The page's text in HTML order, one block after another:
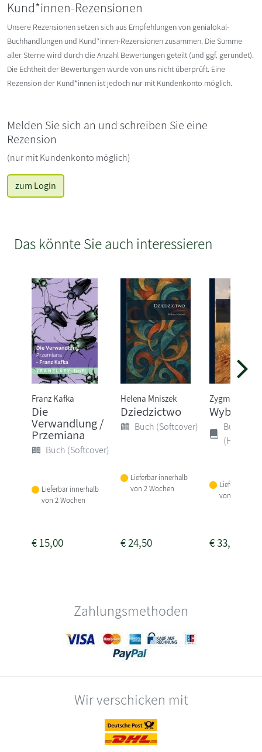
Kund*innen-Rezensionen
Unsere Rezensionen setzen sich aus Empfehlungen von genialokal-
Buchhandlungen und Kund*innen-Rezensionen zusammen. Die Summe
aller Sterne wird durch die Anzahl Bewertungen geteilt (und ggf. gerundet).
Die Echtheit der Bewertungen wurde von uns nicht überprüft. Eine
Rezension der Kund*innen ist jedoch nur mit Kundenkonto möglich.
Melden Sie sich an und schreiben Sie eine
Rezension
(nur mit Kundenkonto möglich)
zum Login
Das könnte Sie auch interessieren
Franz Kafka
Die
Verwandlung /
Przemiana
Buch (Softcover)
Lieferbar innerhalb
von 2 Wochen
€15,00
Helena Mniszek
Dziedzictwo
Buch (Softcover)
Lieferbar innerhalb
von 2 Wochen
€24,50
Zygmunt
WybÃ3r
Buch
Lieferbar
von 2
€33,50
Zahlungsmethoden
Wir verschicken mit